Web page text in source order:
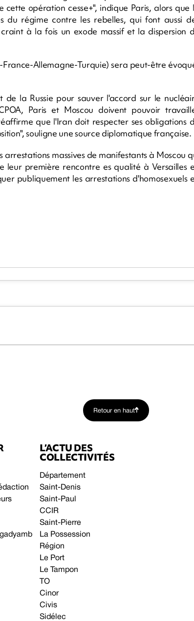
opération cesse+", indique Paris, alors que
du régime contre les rebelles, qui font aussi
à la fois un exode massif et la dispersion
Allemagne-Turquie) sera peut-être
la Russie pour sauver l'accord sur le
Paris et Moscou doivent pouvoir
que l'Iran doit respecter ses obligations
souligne une source diplomatique française.
massives de manifestants à Moscou
leur première rencontre es qualité à Versailles
publiquement les arrestations d'homosexuels
Retour en haut
L’ACTU DES
COLLECTIVITÉS
Département
Saint-Denis
Saint-Paul
CCIR
Saint-Pierre
La Possession
Région
Le Port
Le Tampon
TO
Cinor
Civis
Sidélec